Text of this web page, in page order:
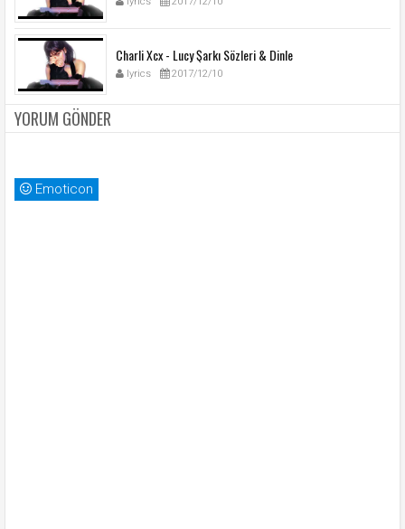
Charli Xcx - Lucy Şarkı Sözleri & Dinle
lyrics 2017/12/10
YORUM GÖNDER
Emoticon